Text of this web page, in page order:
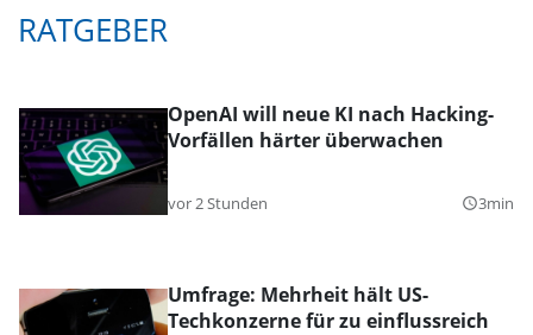
RATGEBER
OpenAI will neue KI nach Hacking-
Vorfällen härter überwachen
vor 2 Stunden query_builder3min
Umfrage: Mehrheit hält US-
Techkonzerne für zu einflussreich